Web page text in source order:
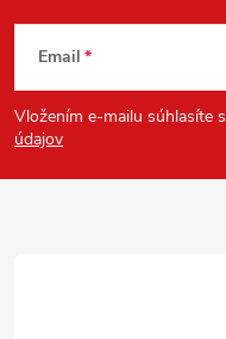
Z
á
p
Email
Vložením e-mailu súhlasíte s
údajov